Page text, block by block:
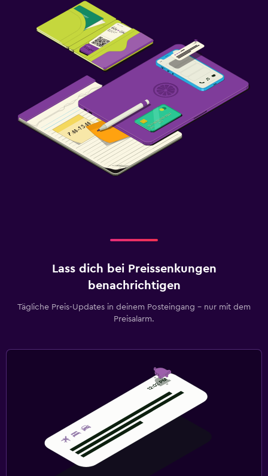
Lass dich bei Preissenkungen
benachrichtigen
Tägliche Preis-Updates in deinem Posteingang – nur mit dem
Preisalarm.